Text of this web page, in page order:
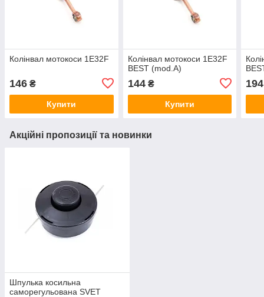
Колінвал мотокоси 1E32F
146 ₴
Купити
Колінвал мотокоси 1E32F
BEST (mod.A)
144₴
Купити
194
Акційні пропозиції та новинки
Шпулька косильна
саморегульована SVET